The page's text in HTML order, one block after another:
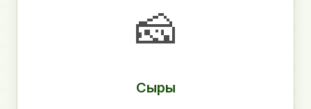
🧀
Сыры